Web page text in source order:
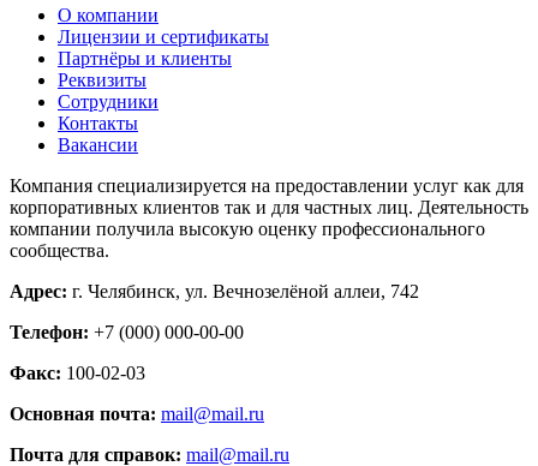
О компании
Лицензии и сертификаты
Партнёры и клиенты
Реквизиты
Сотрудники
Контакты
Вакансии
Компания специализируется на предоставлении услуг как для
корпоративных клиентов так и для частных лиц. Деятельность
компании получила высокую оценку профессионального
сообщества.
Адрес: г. Челябинск, ул. Вечнозелёной аллеи, 742
Телефон: +7 (000) 000-00-00
Факс: 100-02-03
Основная почта: mail@mail.ru
Почта для справок: mail@mail.ru